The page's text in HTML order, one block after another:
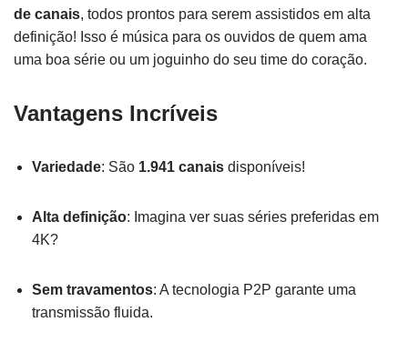
de canais, todos prontos para serem assistidos em alta
definição! Isso é música para os ouvidos de quem ama
uma boa série ou um joguinho do seu time do coração.
Vantagens Incríveis
Variedade: São 1.941 canais disponíveis!
Alta definição: Imagina ver suas séries preferidas em
4K?
Sem travamentos: A tecnologia P2P garante uma
transmissão fluida.